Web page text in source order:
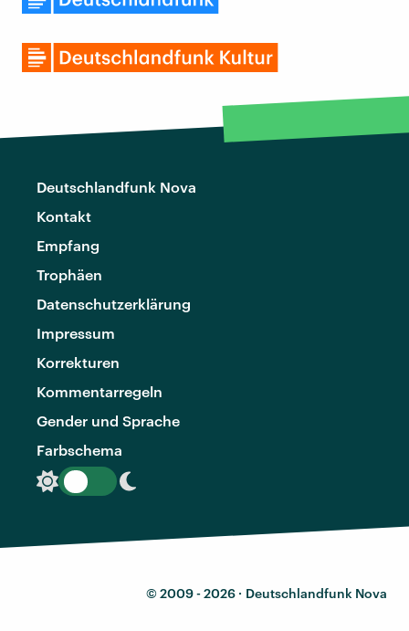
Deutschlandfunk Nova
Kontakt
Empfang
Trophäen
Datenschutzerklärung
Impressum
Korrekturen
Kommentarregeln
Gender und Sprache
Farbschema
© 2009 - 2026 · Deutschlandfunk Nova